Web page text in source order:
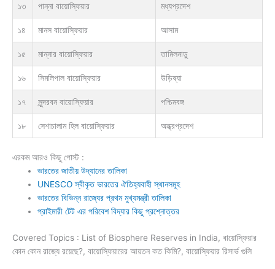
১৩ পান্না বায়োস্ফিয়ার মধ্যপ্রদেশ
১৪ মানস বায়োস্ফিয়ার আসাম
১৫ মান্নার বায়োস্ফিয়ার তামিলনাড়ু
১৬ সিমলিপাল বায়োস্ফিয়ার উড়িষ্যা
১৭ সুন্দরবন বায়োস্ফিয়ার পশ্চিমবঙ্গ
১৮ সেশাচালাম হিল বায়োস্ফিয়ার অন্ধ্রপ্রদেশ
এরকম আরও কিছু পোস্ট :
ভারতের জাতীয় উদ্যানের তালিকা
UNESCO স্বীকৃত ভারতের ঐতিহ্যবাহী স্থানসমূহ
ভারতের বিভিন্ন রাজ্যের প্রথম মুখ্যমন্ত্রী তালিকা
প্রাইমারী টেট এর পরিবেশ বিদ্যার কিছু প্রশ্নোত্তর
Covered Topics : List of Biosphere Reserves in India, বায়োস্ফিয়ার
কোন কোন রাজ্যে রয়েছে?, বায়োস্ফিয়ারের আয়তন কত কিমি?, বায়োস্ফিয়ার রিসার্ভ গুলি